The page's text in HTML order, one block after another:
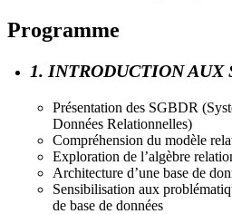
Programme
1. INTRODUCTION AUX
Présentation des SGBDR
Données Relationnelles)
Compréhension du modèle
Exploration de l’algèbre
Architecture d’une base de
Sensibilisation aux
de base de données